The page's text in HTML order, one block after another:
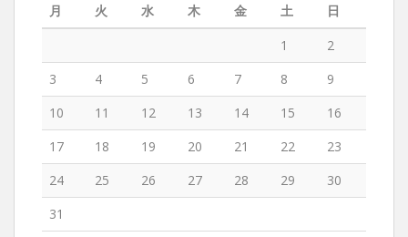
月
火 水 木 金 土 日
1
2
3
4 5 6 7 8
9
10
11 12 13 14 15
16
17
18 19 20 21 22
23
24
25 26 27 28 29
30
31